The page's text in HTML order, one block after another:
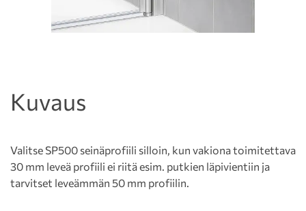
Kuvaus
Valitse SP500 seinäprofiili silloin, kun vakiona toimitettava
30 mm leveä profiili ei riitä esim. putkien läpivientiin ja
tarvitset leveämmän 50 mm profiilin.